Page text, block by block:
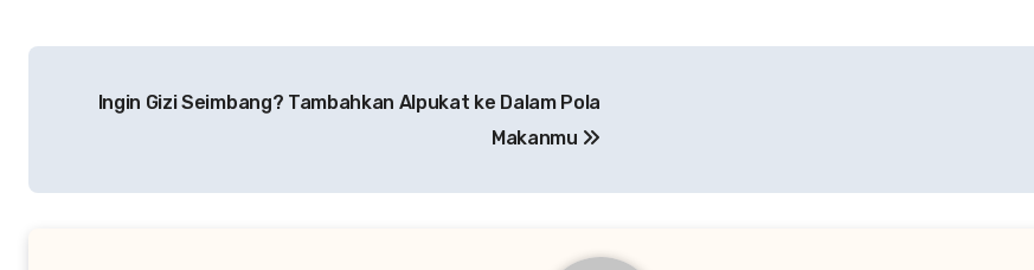
Ingin Gizi Seimbang? Tambahkan Alpukat ke Dalam Pola
Makanmu